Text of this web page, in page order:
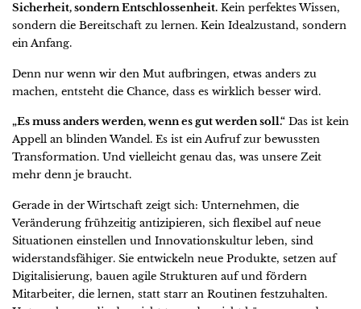
Sicherheit, sondern Entschlossenheit. Kein perfektes Wissen,
sondern die Bereitschaft zu lernen. Kein Idealzustand, sondern
ein Anfang.
Denn nur wenn wir den Mut aufbringen, etwas anders zu
machen, entsteht die Chance, dass es wirklich besser wird.
„Es muss anders werden, wenn es gut werden soll.“ Das ist kein
Appell an blinden Wandel. Es ist ein Aufruf zur bewussten
Transformation. Und vielleicht genau das, was unsere Zeit
mehr denn je braucht.
Gerade in der Wirtschaft zeigt sich: Unternehmen, die
Veränderung frühzeitig antizipieren, sich flexibel auf neue
Situationen einstellen und Innovationskultur leben, sind
widerstandsfähiger. Sie entwickeln neue Produkte, setzen auf
Digitalisierung, bauen agile Strukturen auf und fördern
Mitarbeiter, die lernen, statt starr an Routinen festzuhalten.